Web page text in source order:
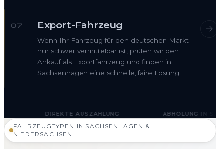
07 Export-Fahrzeug
Wenn Ihr Fahrzeug für den deutschen Markt
nur schwer vermittelbar ist, prüfen wir den
Ankauf als Exportfahrzeug und finden in
Sachsenhagen eine schnelle, faire Lösung.
AUSZAHLUNG —ABHOLUNG IN SACHSENHAGEN
FAHRZEUGTYPEN IN SACHSENHAGEN &
NIEDERSACHSEN